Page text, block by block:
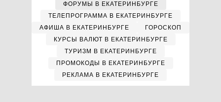
ФОРУМЫ В ЕКАТЕРИНБУРГЕ
ТЕЛЕПРОГРАММА В ЕКАТЕРИНБУРГЕ
АФИША В ЕКАТЕРИНБУРГЕ
ГОРОСКОП
КУРСЫ ВАЛЮТ В ЕКАТЕРИНБУРГЕ
ТУРИЗМ В ЕКАТЕРИНБУРГЕ
ПРОМОКОДЫ В ЕКАТЕРИНБУРГЕ
РЕКЛАМА В ЕКАТЕРИНБУРГЕ